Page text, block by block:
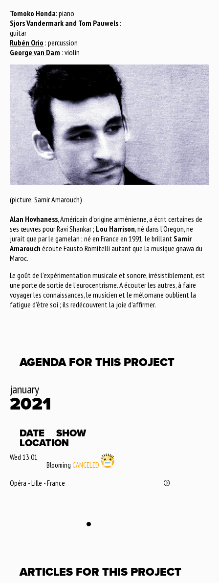
Tomoko Honda: piano
Sjors Vandermark and Tom Pauwels :
guitar
Rubén Orio : percussion
George van Dam : violin
(picture: Samir Amarouch)
Alan Hovhaness, Américain d’origine arménienne, a écrit certaines de
ses œuvres pour Ravi Shankar ; Lou Harrison, né dans l’Oregon, ne
jurait que par le gamelan ; né en France en 1991, le brillant Samir
Amarouch écoute Fausto Romitelli autant que la musique gnawa du
Maroc.
Le goût de l’expérimentation musicale et sonore, irrésistiblement, est
une porte de sortie de l’eurocentrisme. A écouter les autres, à faire
voyager les connaissances, le musicien et le mélomane oublient la
fatigue d’être soi ; ils redécouvrent la joie d’affirmer.
AGENDA FOR THIS PROJECT
january
2021
DATE
SHOW
LOCATION
Wed 13.01
Blooming CANCELED
Opéra - Lille - France
ARTICLES FOR THIS PROJECT